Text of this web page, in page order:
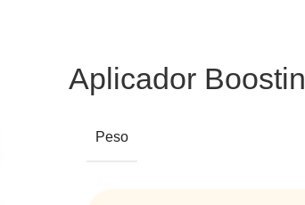
Aplicador Boostin
Peso